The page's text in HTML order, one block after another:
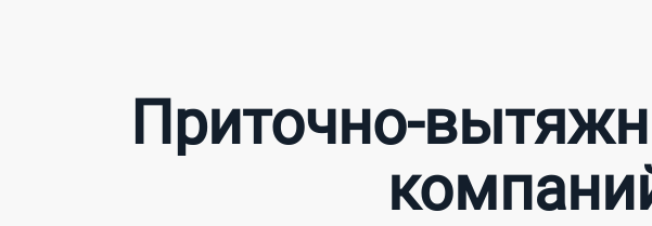
Приточно-